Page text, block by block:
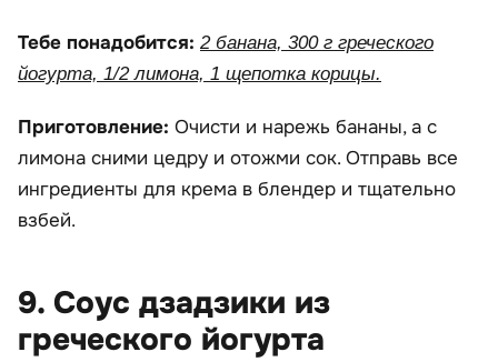
Тебе понадобится: 2 банана, 300 г греческого
йогурта, 1/2 лимона, 1 щепотка корицы.
Приготовление: Очисти и нарежь бананы, а с
лимона сними цедру и отожми сок. Отправь все
ингредиенты для крема в блендер и тщательно
взбей.
9. Соус дзадзики из
греческого йогурта